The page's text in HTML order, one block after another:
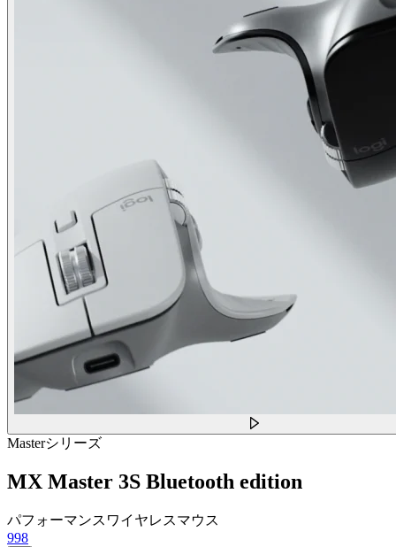
Masterシリーズ
MX Master 3S Bluetooth edition
パフォーマンスワイヤレスマウス
998